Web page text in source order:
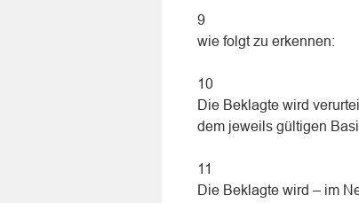
9
wie folgt zu erkennen:
10
Die Beklagte wird
dem jeweils gültigen
11
Die Beklagte wird – im